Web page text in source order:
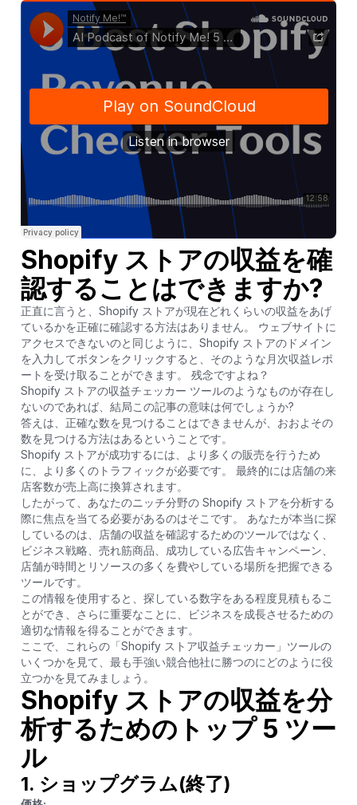
Shopify ストアの収益を確
認することはできますか?
正直に言うと、Shopify ストアが現在どれくらいの収益をあげ
ているかを正確に確認する方法はありません。 ウェブサイトに
アクセスできないのと同じように、Shopify ストアのドメイン
を入力してボタンをクリックすると、そのような月次収益レポ
ートを受け取ることができます。 残念ですよね？
Shopify ストアの収益チェッカー ツールのようなものが存在し
ないのであれば、結局この記事の意味は何でしょうか?
答えは、正確な数を見つけることはできませんが、おおよその
数を見つける方法はあるということです。
Shopify ストアが成功するには、より多くの販売を行うため
に、より多くのトラフィックが必要です。 最終的には店舗の来
店客数が売上高に換算されます。
したがって、あなたのニッチ分野の Shopify ストアを分析する
際に焦点を当てる必要があるのはそこです。 あなたが本当に探
しているのは、店舗の収益を確認するためのツールではなく、
ビジネス戦略、売れ筋商品、成功している広告キャンペーン、
店舗が時間とリソースの多くを費やしている場所を把握できる
ツールです。
この情報を使用すると、探している数字をある程度見積もるこ
とができ、さらに重要なことに、ビジネスを成長させるための
適切な情報を得ることができます。
ここで、これらの「Shopify ストア収益チェッカー」ツールの
いくつかを見て、最も手強い競合他社に勝つのにどのように役
立つかを見てみましょう。
Shopify ストアの収益を分
析するためのトップ 5 ツー
ル
1. ショップグラム(終了)